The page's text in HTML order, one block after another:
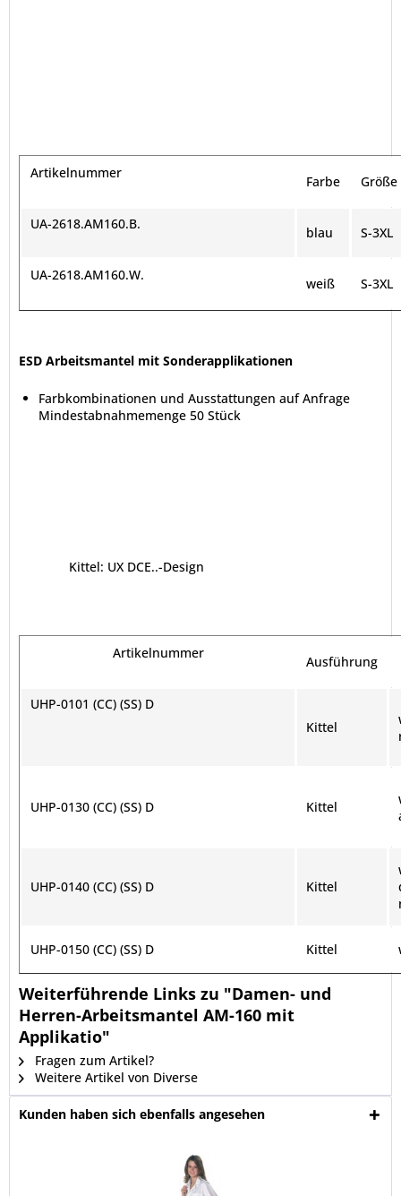
Artikelnummer
Farbe Größe
UA-2618.AM160.B.
blau S-3XL
UA-2618.AM160.W.
weiß S-3XL
ESD Arbeitsmantel mit Sonderapplikationen
Farbkombinationen und Ausstattungen auf Anfrage
Mindestabnahmemenge 50 Stück
Kittel: UX DCE..-Design
Artikelnummer
Ausführung
UHP-0101 (CC) (SS) D
Kittel
UHP-0130 (CC) (SS) D Kittel
UHP-0140 (CC) (SS) D Kittel
UHP-0150 (CC) (SS) D Kittel
Weiterführende Links zu "Damen- und
Herren-Arbeitsmantel AM-160 mit
Applikatio"
Fragen zum Artikel?
Weitere Artikel von Diverse
Kunden haben sich ebenfalls angesehen